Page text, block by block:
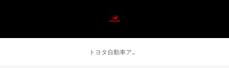
トヨタ自動車アンテロープス公式 ニュース